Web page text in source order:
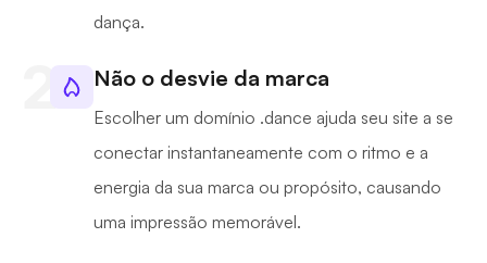
dança.
Não o desvie da marca
Escolher um domínio .dance ajuda seu site a se
conectar instantaneamente com o ritmo e a
energia da sua marca ou propósito, causando
uma impressão memorável.